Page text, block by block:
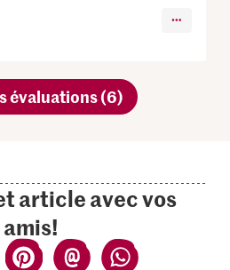
évaluations (6)
article avec vos
amis!